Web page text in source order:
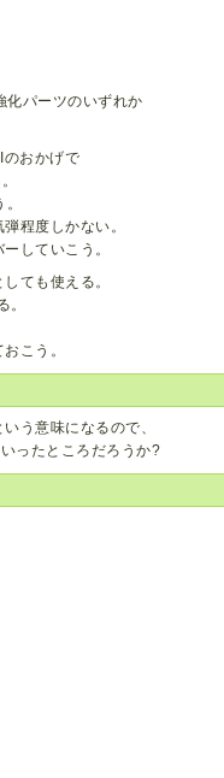
化パーツのいずれか
のおかげで
弾程度しかない。
していこう。
しても使える。
。
こう。
う意味になるので、
いったところだろうか?